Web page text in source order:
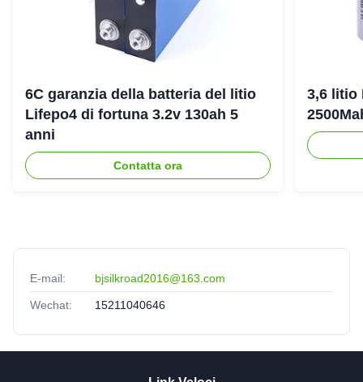
6C garanzia della batteria del litio
Lifepo4 di fortuna 3.2v 130ah 5
anni
Contatta ora
3,6 litio
E-mail: bjsilkroad2016@163.com
Wechat: 15211040646